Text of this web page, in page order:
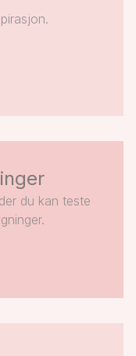
du kan teste